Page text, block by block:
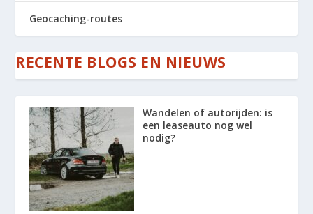
Geocaching-routes
RECENTE BLOGS EN NIEUWS
Wandelen of autorijden: is
een leaseauto nog wel
nodig?